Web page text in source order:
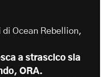
Ocean Rebellion,
a strascico sia
ORA.